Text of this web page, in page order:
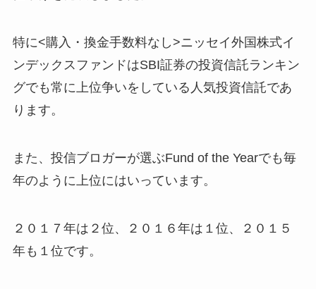
特に<購入・換金手数料なし>ニッセイ外国株式イ
ンデックスファンドはSBI証券の投資信託ランキン
グでも常に上位争いをしている人気投資信託であ
ります。
また、投信ブロガーが選ぶFund of the Yearでも毎
年のように上位にはいっています。
２０１７年は２位、２０１６年は１位、２０１５
年も１位です。